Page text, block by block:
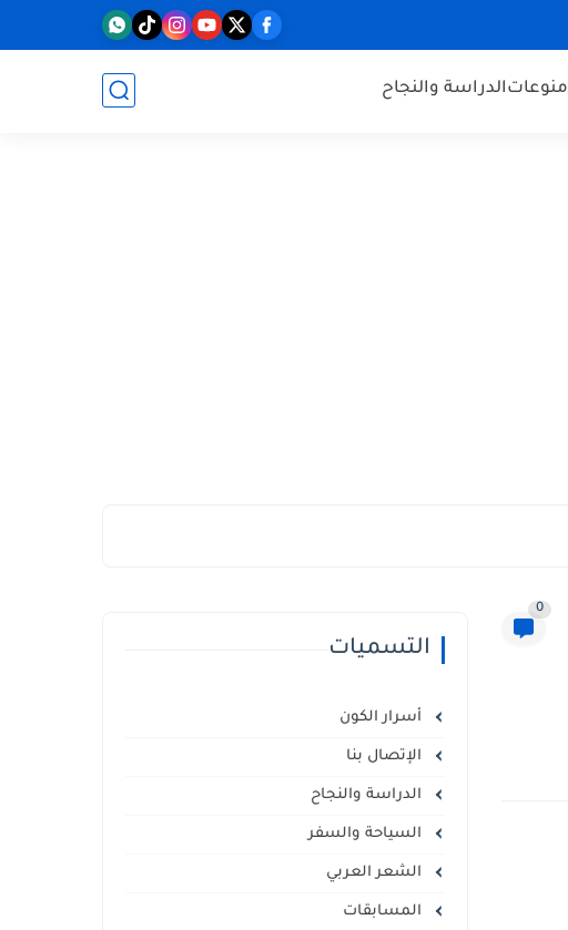
منوعاتالدراسة والنجاح
0
التسميات
أسرار الكون
الإتصال بنا
الدراسة والنجاح
السياحة والسفر
الشعر العربي
المسابقات